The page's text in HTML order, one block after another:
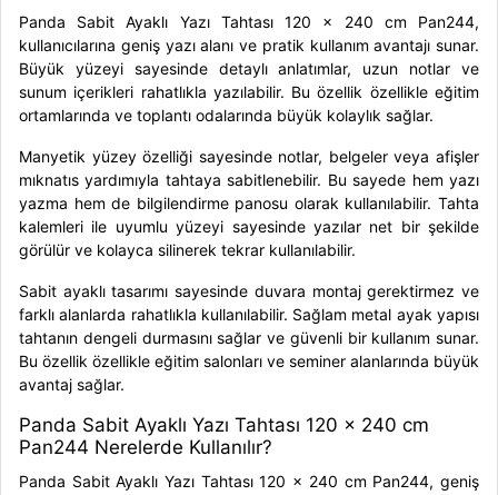
Panda Sabit Ayaklı Yazı Tahtası 120 x 240 cm Pan244,
kullanıcılarına geniş yazı alanı ve pratik kullanım avantajı sunar.
Büyük yüzeyi sayesinde detaylı anlatımlar, uzun notlar ve
sunum içerikleri rahatlıkla yazılabilir. Bu özellik özellikle eğitim
ortamlarında ve toplantı odalarında büyük kolaylık sağlar.
Manyetik yüzey özelliği sayesinde notlar, belgeler veya afişler
mıknatıs yardımıyla tahtaya sabitlenebilir. Bu sayede hem yazı
yazma hem de bilgilendirme panosu olarak kullanılabilir. Tahta
kalemleri ile uyumlu yüzeyi sayesinde yazılar net bir şekilde
görülür ve kolayca silinerek tekrar kullanılabilir.
Sabit ayaklı tasarımı sayesinde duvara montaj gerektirmez ve
farklı alanlarda rahatlıkla kullanılabilir. Sağlam metal ayak yapısı
tahtanın dengeli durmasını sağlar ve güvenli bir kullanım sunar.
Bu özellik özellikle eğitim salonları ve seminer alanlarında büyük
avantaj sağlar.
Panda Sabit Ayaklı Yazı Tahtası 120 x 240 cm
Pan244 Nerelerde Kullanılır?
Panda Sabit Ayaklı Yazı Tahtası 120 x 240 cm Pan244, geniş